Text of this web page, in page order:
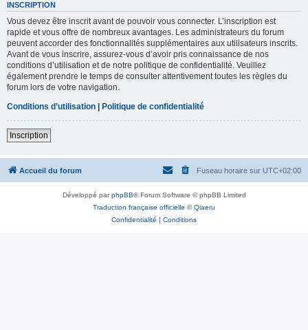
INSCRIPTION
Vous devez être inscrit avant de pouvoir vous connecter. L’inscription est
rapide et vous offre de nombreux avantages. Les administrateurs du forum
peuvent accorder des fonctionnalités supplémentaires aux utilisateurs inscrits.
Avant de vous inscrire, assurez-vous d’avoir pris connaissance de nos
conditions d’utilisation et de notre politique de confidentialité. Veuillez
également prendre le temps de consulter attentivement toutes les règles du
forum lors de votre navigation.
Conditions d’utilisation | Politique de confidentialité
Inscription
Accueil du forum Fuseau horaire sur UTC+02:00
Développé parphpBB® Forum Software © phpBB Limited
Traduction française officielle ©Qiaeru
Confidentialité | Conditions